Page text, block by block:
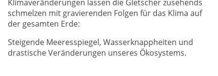
Klimaveränderungen lassen die Gletscher zusehends
schmelzen mit gravierenden Folgen für das Klima auf
der gesamten Erde:
Steigende Meeresspiegel, Wasserknappheiten und
drastische Veränderungen unseres Ökosystems.